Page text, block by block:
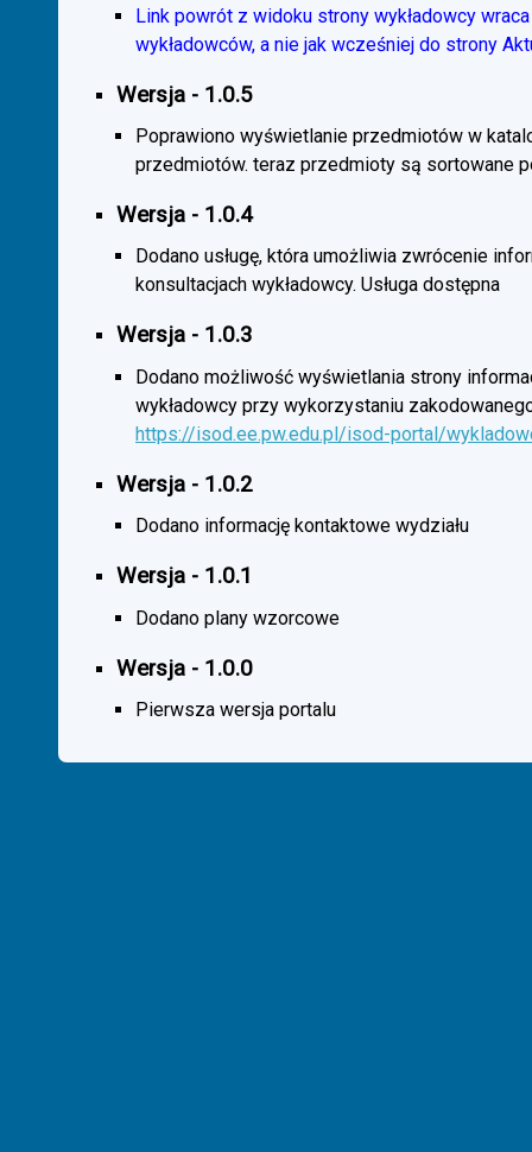
Link powrót z widoku strony wykładowcy
wykładowców, a nie jak wcześniej do strony
Wersja - 1.0.5
Poprawiono wyświetlanie przedmiotów w
przedmiotów. teraz przedmioty są sortowane
Wersja - 1.0.4
Dodano usługę, która umożliwia zwrócenie
konsultacjach wykładowcy. Usługa dostępna
Wersja - 1.0.3
Dodano możliwość wyświetlania strony
wykładowcy przy wykorzystaniu
https://isod.ee.pw.edu.pl/isod-portal/
Wersja - 1.0.2
Dodano informację kontaktowe wydziału
Wersja - 1.0.1
Dodano plany wzorcowe
Wersja - 1.0.0
Pierwsza wersja portalu